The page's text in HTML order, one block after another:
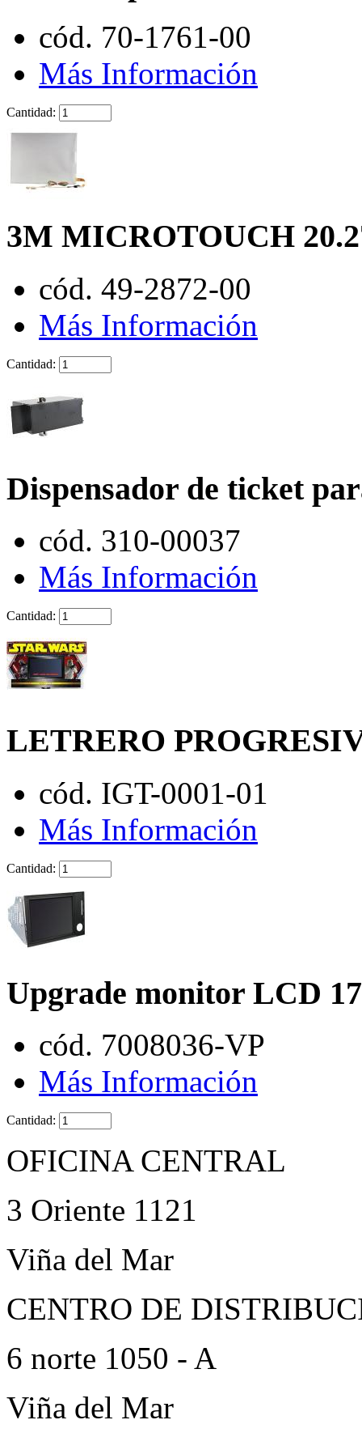
cód. 70-1761-00
Más Información
Cantidad:
3M MICROTOUCH
cód. 49-2872-00
Más Información
Cantidad:
Dispensador de ticket
cód. 310-00037
Más Información
Cantidad:
LETRERO
cód. IGT-0001-01
Más Información
Cantidad:
Upgrade monitor LCD
cód. 7008036-VP
Más Información
Cantidad:
OFICINA CENTRAL
3 Oriente 1121
Viña del Mar
CENTRO DE
6 norte 1050 - A
Viña del Mar